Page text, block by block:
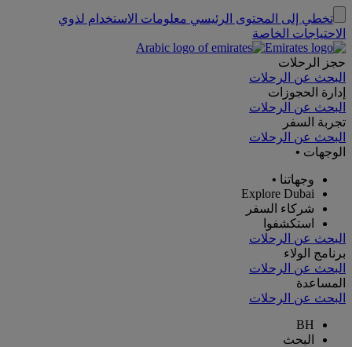
تخطي إلى المحتوى الرئيسي معلومات الاستخدام لذوي
الاحتياجات الخاصة
حجز الرحلات
البحث عن الرحلات
إدارة الحجوزات
البحث عن الرحلات
تجربة السفر
البحث عن الرحلات
الوجهات •
وجهاتنا •
Explore Dubai
شركاء السفر
استكشفوا
البحث عن الرحلات
برنامج الولاء
البحث عن الرحلات
المساعدة
البحث عن الرحلات
BH
البحث